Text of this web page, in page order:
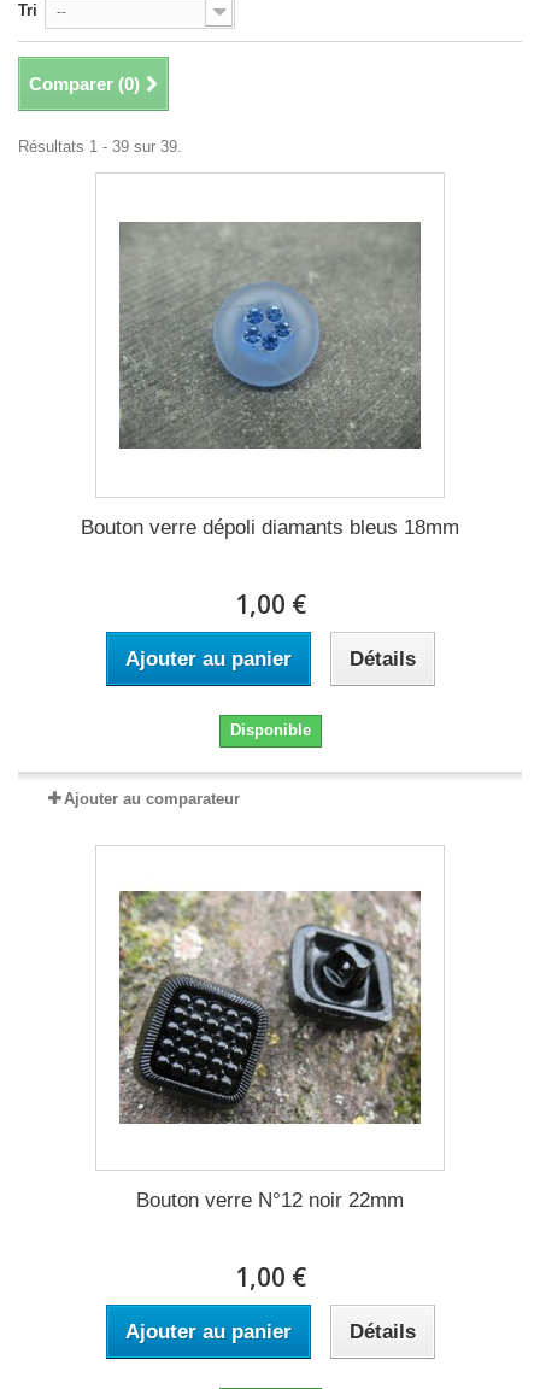
Tri --
Comparer (0)
Résultats 1 - 39 sur 39.
Bouton verre dépoli diamants bleus 18mm
1,00 €
Ajouter au panier Détails
Disponible
Ajouter au comparateur
Bouton verre N°12 noir 22mm
1,00 €
Ajouter au panier Détails